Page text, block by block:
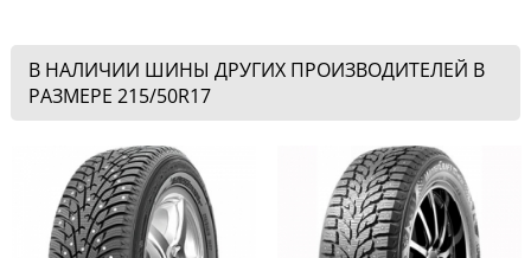
В НАЛИЧИИ ШИНЫ ДРУГИХ ПРОИЗВОДИТЕЛЕЙ В
РАЗМЕРЕ 215/50R17